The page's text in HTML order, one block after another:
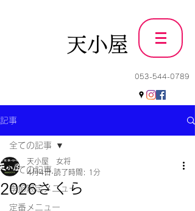
天小屋
053-544-0789
記事
全ての記事
季節限定メニュー
定番メニュー
全ての記事
2026さくら
天小屋 女将
4月4日 読了時間: 1分